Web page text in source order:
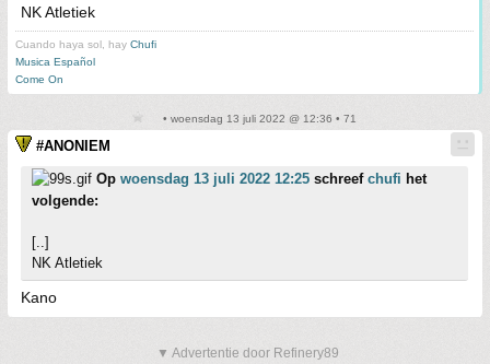
NK Atletiek
Cuando haya sol, hay Chufi
Musica Español
Come On
• woensdag 13 juli 2022 @ 12:36 • 71
#ANONIEM
Op woensdag 13 juli 2022 12:25 schreef chufi het
volgende:
[..]
NK Atletiek
Kano
▼ Advertentie door Refinery89